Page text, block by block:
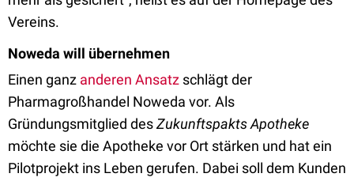
Vereins.
Noweda will übernehmen
Einen ganz anderen Ansatz schlägt der
Pharmagroßhandel Noweda vor. Als
Gründungsmitglied desZukunftspakts Apotheke
möchte sie die Apotheke vor Ort stärken und hat ein
Pilotprojekt ins Leben gerufen. Dabei soll dem Kunden